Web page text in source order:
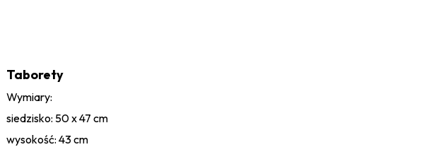
Taborety
Wymiary:
siedzisko: 50 x 47 cm
wysokość: 43 cm